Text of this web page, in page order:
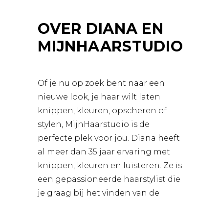
OVER DIANA EN
MIJNHAARSTUDIO
Of je nu op zoek bent naar een
nieuwe look, je haar wilt laten
knippen, kleuren, opscheren of
stylen, MijnHaarstudio is de
perfecte plek voor jou. Diana heeft
al meer dan 35 jaar ervaring met
knippen, kleuren en luisteren. Ze is
een gepassioneerde haarstylist die
je graag bij het vinden van de